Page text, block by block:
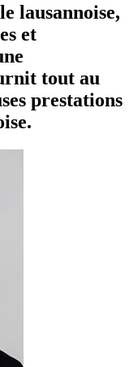
lausannoise,
et
tout au
prestations